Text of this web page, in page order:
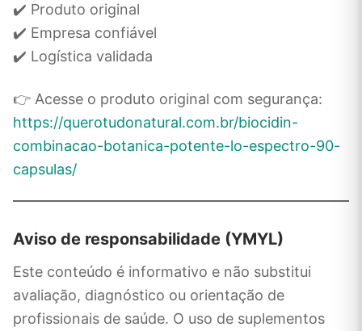
✔️ Produto original
✔️ Empresa confiável
✔️ Logística validada
👉 Acesse o produto original com segurança:
https://querotudonatural.com.br/biocidin-
combinacao-botanica-potente-lo-espectro-90-
capsulas/
Aviso de responsabilidade (YMYL)
Este conteúdo é informativo e não substitui
avaliação, diagnóstico ou orientação de
profissionais de saúde. O uso de suplementos